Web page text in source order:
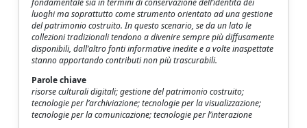
fondamentale sia in termini di conservazione dell’identità dei
luoghi ma soprattutto come strumento orientato ad una gestione
del patrimonio costruito. In questo scenario, se da un lato le
collezioni tradizionali tendono a divenire sempre più diffusamente
disponibili, dall’altro fonti informative inedite e a volte inaspettate
stanno apportando contributi non più trascurabili.
Parole chiave
risorse culturali digitali; gestione del patrimonio costruito;
tecnologie per l’archiviazione; tecnologie per la visualizzazione;
tecnologie per la comunicazione; tecnologie per l’interazione